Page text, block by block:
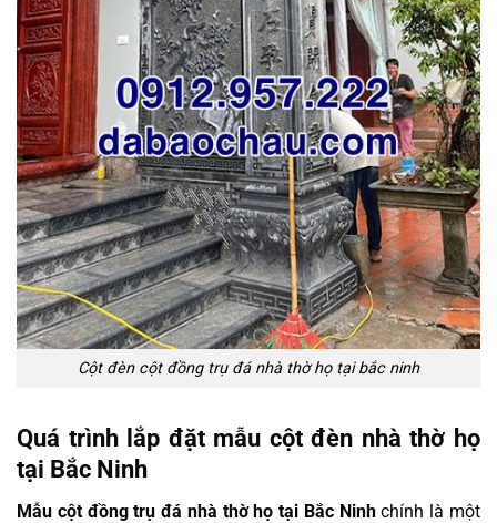
Cột đèn cột đồng trụ đá nhà thờ họ tại bắc ninh
Quá trình lắp đặt mẫu cột đèn nhà thờ họ
tại Bắc Ninh
Mẫu cột đồng trụ đá nhà thờ họ tại Bắc Ninhchính là một